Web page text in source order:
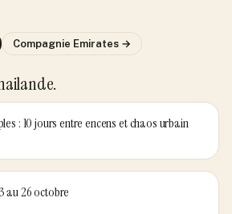
Compagnie Emirates →
.
: 10 jours entre encens et chaos urbain
au 26 octobre